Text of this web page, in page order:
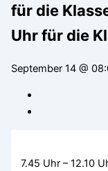
für die
Uhr für die
September 14 @
7.45 Uhr – 12.10